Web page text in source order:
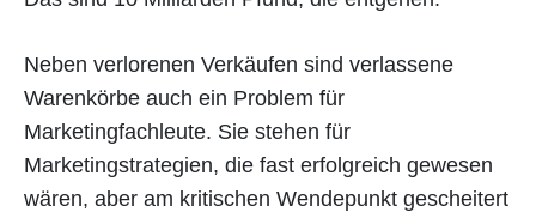
Neben verlorenen Verkäufen sind verlassene
Warenkörbe auch ein Problem für
Marketingfachleute. Sie stehen für
Marketingstrategien, die fast erfolgreich gewesen
wären, aber am kritischen Wendepunkt gescheitert